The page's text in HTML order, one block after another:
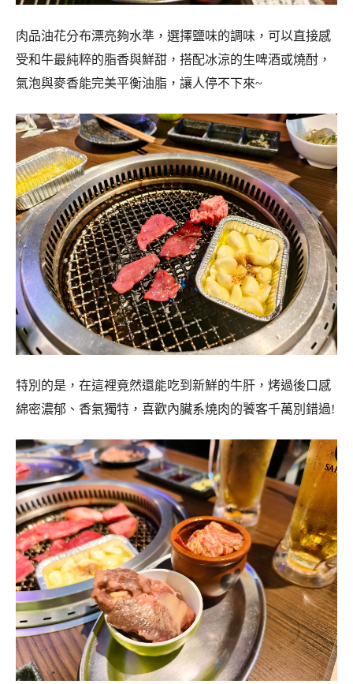
肉品油花分布漂亮夠水準，選擇鹽味的調味，可以直接感
受和牛最純粹的脂香與鮮甜，搭配冰涼的生啤酒或燒酎，
氣泡與麥香能完美平衡油脂，讓人停不下來~
特別的是，在這裡竟然還能吃到新鮮的牛肝，烤過後口感
綿密濃郁、香氣獨特，喜歡內臟系燒肉的饕客千萬別錯過!